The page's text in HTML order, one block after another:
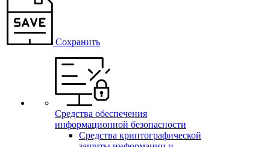
Сохранить
Средства обеспечения
информационной безопасности
Средства криптографической